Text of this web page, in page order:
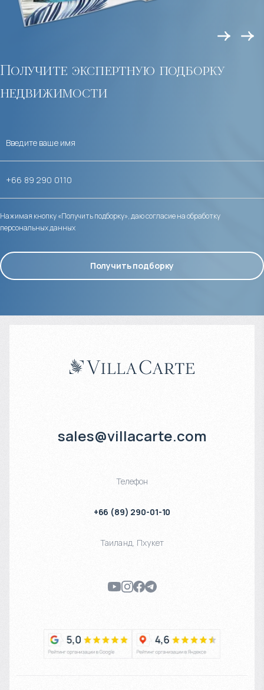
Получите экспертную подборку
недвижимости
Нажимая кнопку «Получить подборку», даю согласие на обработку
персональных данных
Получить подборку
sales@villacarte.com
Телефон
+66 (89) 290-01-10
Таиланд, Пхукет